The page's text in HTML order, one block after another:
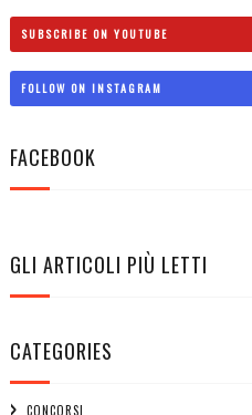
SUBSCRIBE ON YOUTUBE
FOLLOW ON INSTAGRAM
FACEBOOK
GLI ARTICOLI PIÙ LETTI
CATEGORIES
CONCORSI